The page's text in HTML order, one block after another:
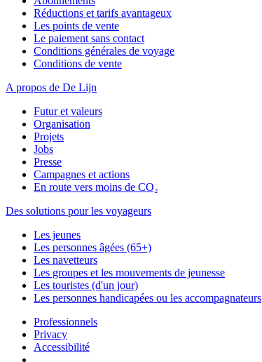
Réductions et tarifs avantageux
Les points de vente
Le paiement sans contact
Conditions générales de voyage
Conditions de vente
A propos de De Lijn
Futur et valeurs
Organisation
Projets
Jobs
Presse
Campagnes et actions
En route vers moins de CO₂
Des solutions pour les voyageurs
Les jeunes
Les personnes âgées (65+)
Les navetteurs
Les groupes et les mouvements de jeunesse
Les touristes (d'un jour)
Les personnes handicapées ou les accompagnateurs
Professionnels
Privacy
Accessibilité